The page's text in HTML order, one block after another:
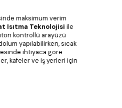
maksimum verim
Isıtma Teknolojisi ile
kontrollü arayüzü
yapılabilirken, sıcak
ihtiyaca göre
kafeler ve iş yerleri için